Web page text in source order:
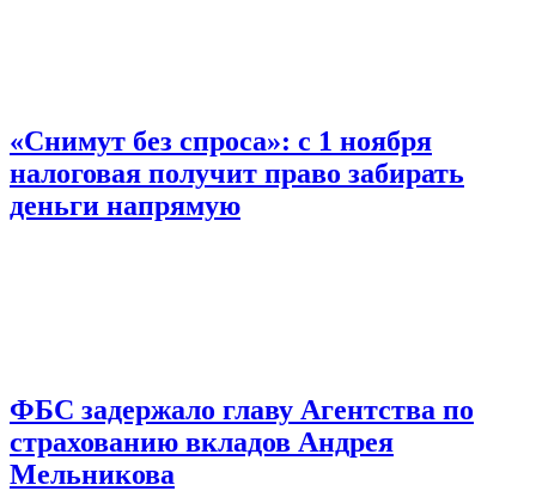
«Снимут без спроса»: с 1 ноября
налоговая получит право забирать
деньги напрямую
ФБС задержало главу Агентства по
страхованию вкладов Андрея
Мельникова